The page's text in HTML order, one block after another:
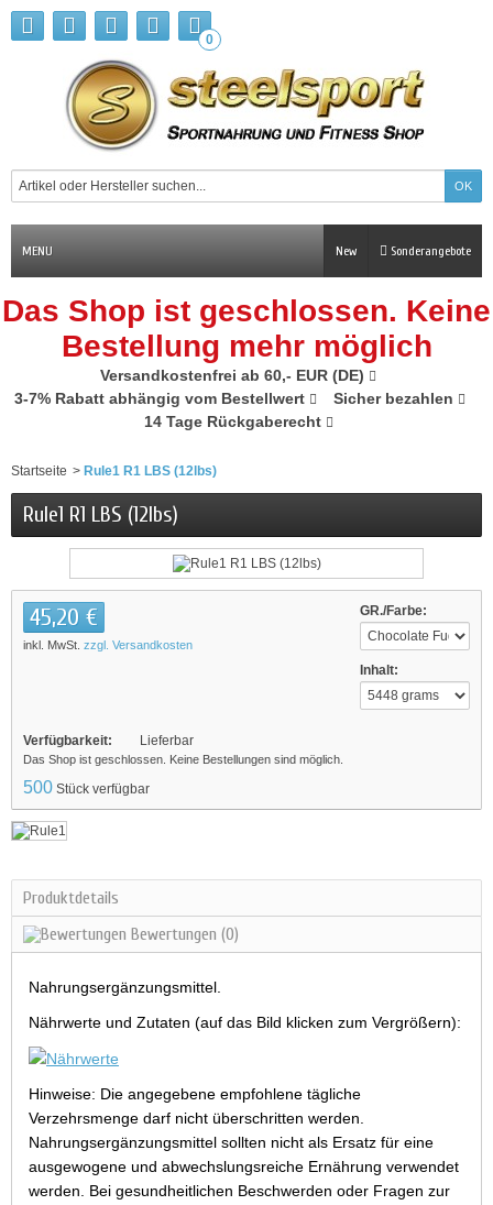
0
MENU Sonderangebote
New
Das Shop ist geschlossen. Keine
Bestellung mehr möglich
Versandkostenfrei ab 60,- EUR (DE)
3-7% Rabatt abhängig vom Bestellwert
Sicher bezahlen
14 Tage Rückgaberecht
Startseite > Rule1 R1 LBS (12lbs)
Rule1 R1 LBS (12lbs)
GR./Farbe:
Inhalt:
45,20 €
inkl. MwSt. zzgl. Versandkosten
Verfügbarkeit: Lieferbar
Das Shop ist geschlossen. Keine Bestellungen sind möglich.
500 Stück verfügbar
Produktdetails
Bewertungen (0)
Nahrungsergänzungsmittel.
Nährwerte und Zutaten (auf das Bild klicken zum Vergrößern):
Hinweise: Die angegebene empfohlene tägliche
Verzehrsmenge darf nicht überschritten werden.
Nahrungsergänzungsmittel sollten nicht als Ersatz für eine
ausgewogene und abwechslungsreiche Ernährung verwendet
werden. Bei gesundheitlichen Beschwerden oder Fragen zur